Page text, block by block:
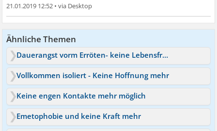
21.01.2019 12:52 •
Ähnliche Themen
Dauerangst vorm Erröten- keine Lebensfreude mehr
Vollkommen isoliert - Keine Hoffnung mehr
Keine engen Kontakte mehr möglich
Emetophobie und keine Kraft mehr